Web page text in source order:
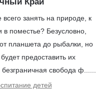
занять на природе, к
поместье? Безусловно,
планшета до рыбалки, но
предоставить их
свобода ф......
детей